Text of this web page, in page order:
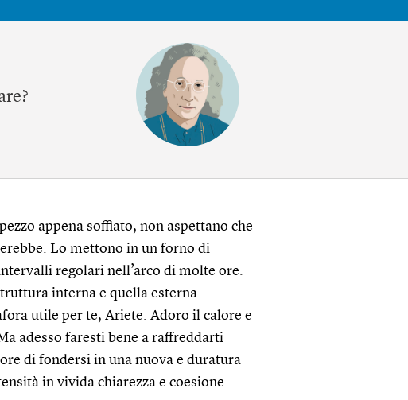
appena soffiato, non aspettano che
Lo mettono in un forno di
regolari nell’arco di molte ore.
interna e quella esterna
utile per te, Ariete. Adoro il calore e
adesso faresti bene a raffreddarti
di fondersi in una nuova e duratura
in vivida chiarezza e coesione.